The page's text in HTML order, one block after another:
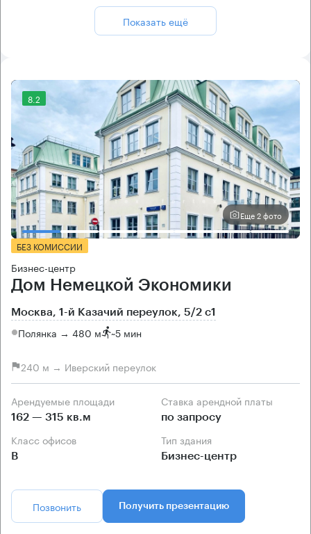
Показать ещё
8.2
Еще 2 фото
БЕЗ КОМИССИИ
Бизнес-центр
Дом Немецкой Экономики
Москва, 1-й Казачий переулок, 5/2 с1
Полянка → 480 м ~5 мин
240 м → Иверский переулок
Арендуемые площади
162 — 315 кв.м
Ставка арендной платы
по запросу
Класс офисов
B
Тип здания
Бизнес-центр
Позвонить Получить презентацию